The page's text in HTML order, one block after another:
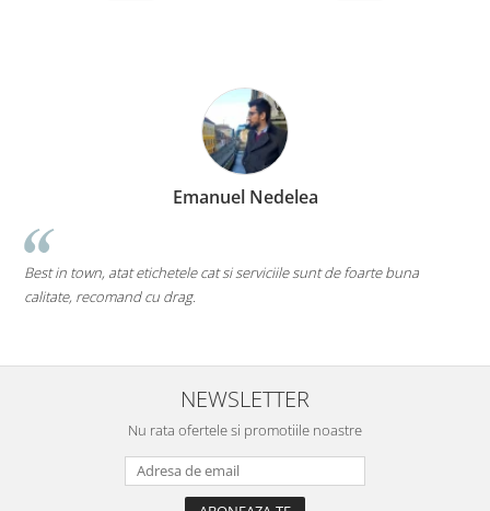
Emanuel Nedelea
atat etichetele cat si serviciile sunt de foarte buna
cu drag.
pe
NEWSLETTER
Nu rata ofertele si promotiile noastre